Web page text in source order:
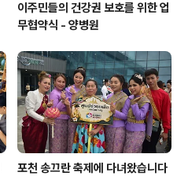
이주민들의 건강권 보호를 위한 업
무협약식 - 양병원
포천 송끄란 축제에 다녀왔습니다